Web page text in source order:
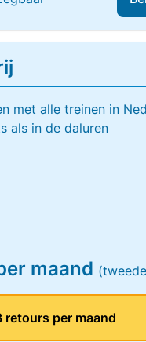
met alle treinen in
als in de daluren
maand
retours per maand